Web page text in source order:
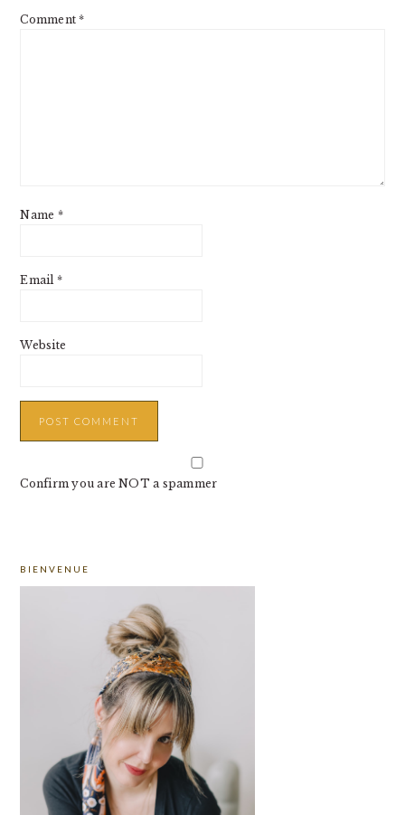
Comment*
Name *
Email *
Website
Confirm you are NOT a spammer
SIDEBAR
BIENVENUE